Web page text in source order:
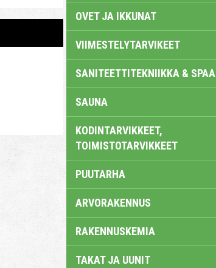
OVET JA IKKUNAT
VIIMESTELYTARVIKEET
SANITEETTITEKNIIKKA & SPAA
SAUNA
KODINTARVIKKEET,
TOIMISTOTARVIKKEET
PUUTARHA
ARVORAKENNUS
RAKENNUSKEMIA
TAKAT JA UUNIT